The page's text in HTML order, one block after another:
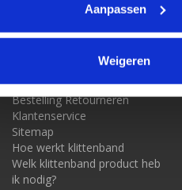
Aanpassen
Weigeren
Algemene voorwaarden
Disclaimer
Levering & Verzendkosten
Bestelling Retourneren
Klantenservice
Sitemap
Hoe werkt klittenband
Welk klittenband product heb
ik nodig?